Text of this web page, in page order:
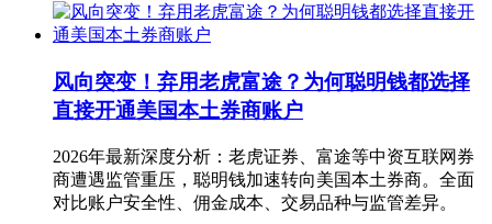
风向突变！弃用老虎富途？为何聪明钱都选择
直接开通美国本土券商账户
2026年最新深度分析：老虎证券、富途等中资互联网券
商遭遇监管重压，聪明钱加速转向美国本土券商。全面
对比账户安全性、佣金成本、交易品种与监管差异。